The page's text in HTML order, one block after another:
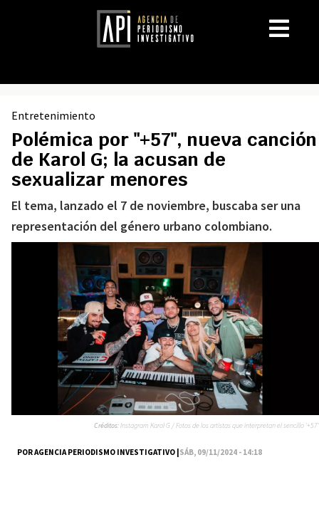
Entretenimiento
Polémica por "+57", nueva canción
de Karol G; la acusan de
sexualizar menores
El tema, lanzado el 7 de noviembre, buscaba ser una
representación del género urbano colombiano.
POR AGENCIA PERIODISMO INVESTIGATIVO |SÁB, 09/11/2024 - 14:18
Créditos:Instagram Karol G / Fotos de los artistas que interpretan el sencillo '+57'